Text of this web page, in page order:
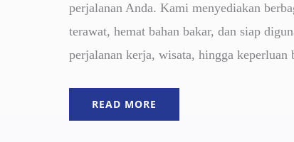
perjalanan Anda. Kami menyediakan
terawat, hemat bahan bakar, dan siap
perjalanan kerja, wisata, hingga keperluan
READ MORE